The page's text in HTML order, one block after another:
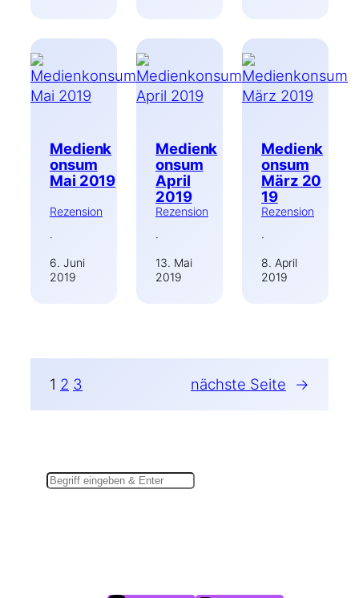
Medienk
onsum
Mai 2019
Rezension
·
6. Juni
2019
Medienk
onsum
April
2019
Rezension
·
13. Mai
2019
Medienk
onsum
März 20
19
Rezension
·
8. April
2019
1 2 3 nächste Seite →